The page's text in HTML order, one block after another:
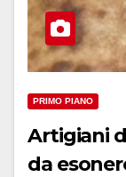
PRIMO PIANO
Artigiani
da